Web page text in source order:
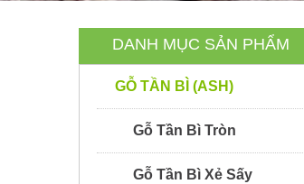
DANH MỤC SẢN PHẨM
GỖ TẦN BÌ (ASH)
Gỗ Tần Bì Tròn
Gỗ Tần Bì Xẻ Sấy